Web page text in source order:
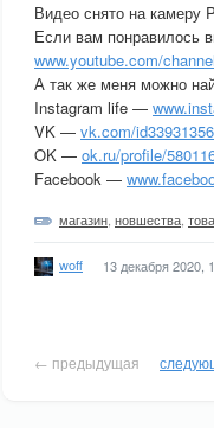
Видео снято на камеру
Если вам понравилось
www.youtube.com/
А так же меня можно
Instagram life —
VK — vk.com/id33931356
OK — ok.ru/profile/
Facebook —
магазин новшества
woff 13 декабря 2020,
← предыдущая